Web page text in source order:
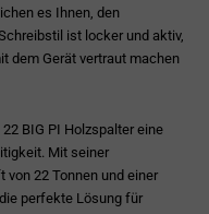
es Ihnen, den
ist locker und aktiv,
dem Gerät vertraut machen
BIG PI Holzspalter eine
Mit seiner
22 Tonnen und einer
perfekte Lösung für